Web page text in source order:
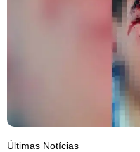
Últimas Notícias